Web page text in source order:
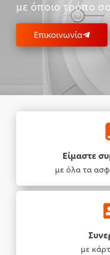
με όποιο τρόπο
Επικοινωνία
Είμαστε
με όλα τα
με